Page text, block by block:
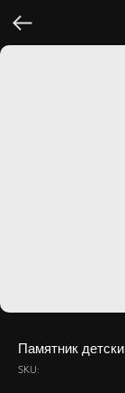
Памятник
SKU: